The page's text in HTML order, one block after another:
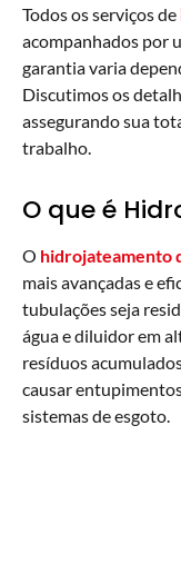
Todos os serviços de
acompanhados por
garantia varia
Discutimos os
assegurando sua
trabalho.
O que é
O hidrojateamento
mais avançadas e
tubulações seja
água e diluidor em
resíduos
causar
sistemas de esgoto.